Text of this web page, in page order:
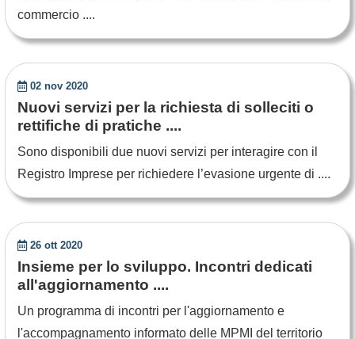
commercio ....
02 nov 2020
Nuovi servizi per la richiesta di solleciti o
rettifiche di pratiche ....
Sono disponibili due nuovi servizi per interagire con il
Registro Imprese per richiedere l’evasione urgente di ....
26 ott 2020
Insieme per lo sviluppo. Incontri dedicati
all'aggiornamento ....
Un programma di incontri per l'aggiornamento e
l'accompagnamento informato delle MPMI del territorio